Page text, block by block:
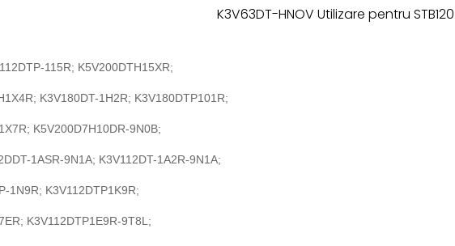
K3V63DT-HNOV Utilizare pentru STB120
115R; K5V200DTH15XR;
K3V180DT-1H2R; K3V180DTP101R;
K5V200D7H10DR-9N0B;
1ASR-9N1A; K3V112DT-1A2R-9N1A;
1N9R; K3V112DTP1K9R;
K3V112DTP1E9R-9T8L;